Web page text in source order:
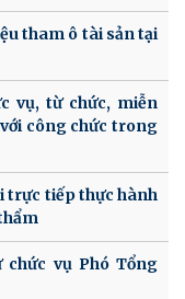
tham ô tài sản tại
vụ, từ chức, miễn
công chức trong
trực tiếp thực hành
vụ Phó Tổng